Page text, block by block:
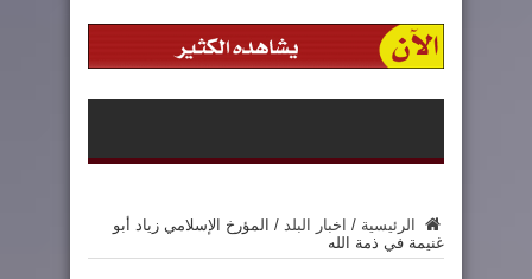
الرئيسية / اخبار البلد / المؤرخ الإسلامي زياد أبو
غنيمة في ذمة الله